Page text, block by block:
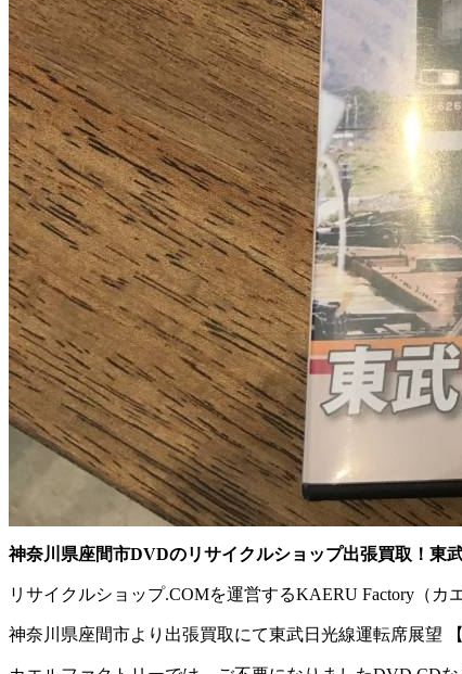
神奈川県座間市DVDのリサイクルショップ出張買取！東
リサイクルショップ.COMを運営するKAERU Factory（
神奈川県座間市より出張買取にて東武日光線運転席展望